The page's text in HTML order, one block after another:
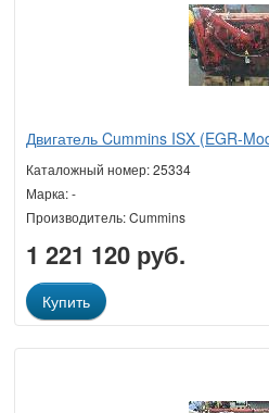
Двигатель Cummins ISX (EGR-
Каталожный номер: 25334
Марка: -
Производитель: Cummins
1 221 120 руб.
Купить